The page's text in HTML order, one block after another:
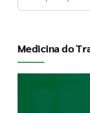
Medicina do